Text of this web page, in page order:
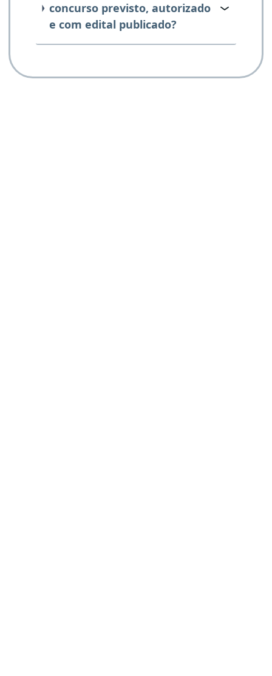
concurso previsto, autorizado
e com edital publicado?